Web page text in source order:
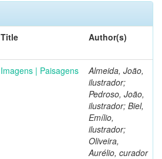
Title Author(s)
Imagens | Paisagens
Almeida, João,
ilustrador;
Pedroso, João,
ilustrador; Biel,
Emílio,
ilustrador;
Oliveira,
Aurélio, curador